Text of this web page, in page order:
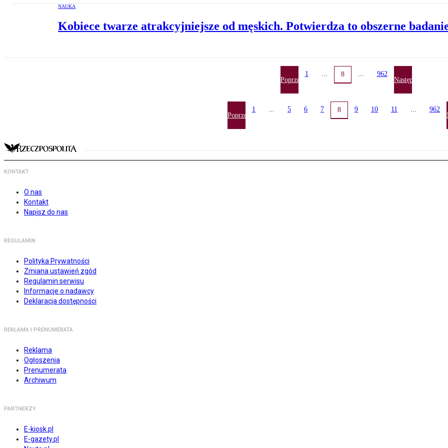
NAUKA
Kobiece twarze atrakcyjniejsze od męskich. Potwierdza to obszerne
Poprzednia
1 ... 8 ... 962
Następna
Poprzednia
1 ... 5 6 7 8 9 10 11 ... 962
KONTAKT
O nas
Kontakt
Napisz do nas
REGULAMIN
Polityka Prywatności
Zmiana ustawień zgód
Regulamin serwisu
Informacje o nadawcy
Deklaracja dostępności
REKLAMA I PRENUMERATA
Reklama
Ogłoszenia
Prenumerata
Archiwum
PARTNERZY
E-kiosk.pl
E-gazety.pl